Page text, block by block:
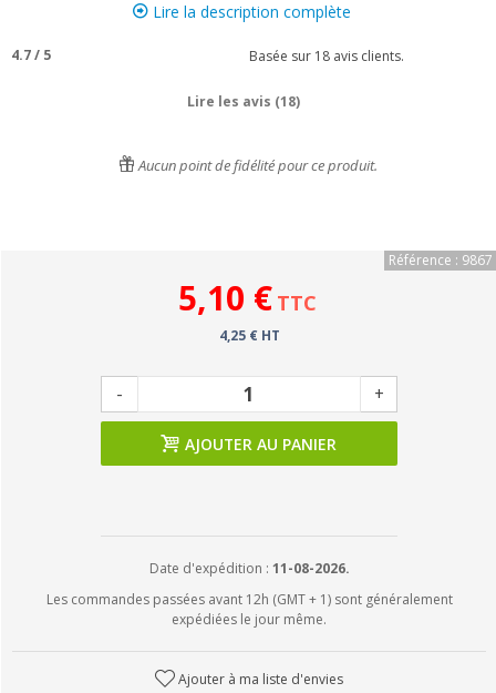
Lire la description complète
4.7/ 5 Basée sur 18avis clients.
Lire les avis (18)
Aucun point de fidélité pour ce produit.
Référence : 9867
5,10 € TTC
4,25 € HT
- +
AJOUTER AU PANIER
Date d'expédition : 11-08-2026.
Les commandes passées avant 12h (GMT + 1) sont généralement
expédiées le jour même.
Ajouter à ma liste d'envies